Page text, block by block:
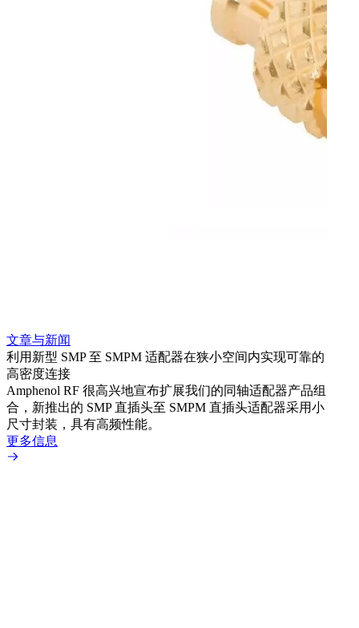
文章与新闻
利用新型 SMP 至 SMPM 适配器在狭小空间内实现可靠的
高密度连接
Amphenol RF 很高兴地宣布扩展我们的同轴适配器产品组
合，新推出的 SMP 直插头至 SMPM 直插头适配器采用小
尺寸封装，具有高频性能。
更多信息